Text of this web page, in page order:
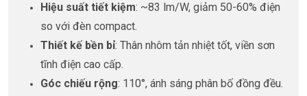
Hiệu suất tiết kiệm: ~83 lm/W, giảm 50-60% điện
so với đèn compact.
Thiết kế bền bỉ: Thân nhôm tản nhiệt tốt, viền sơn
tĩnh điện cao cấp.
Góc chiếu rộng: 110°, ánh sáng phân bố đồng đều.